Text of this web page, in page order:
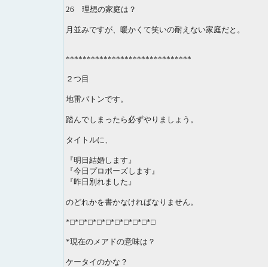
26 理想の家庭は？
月並みですが、暖かくて笑いの耐えない家庭だと。
******************************
２つ目
地雷バトンです。
踏んでしまったら必ずやりましょう。
タイトルに、
『明日結婚します』
『今日プロポーズします』
『昨日別れました』
のどれかを書かなければなりません。
*□*□*□*□*□*□*□*□*□*□
*現在のメアドの意味は？
ケータイのかな？